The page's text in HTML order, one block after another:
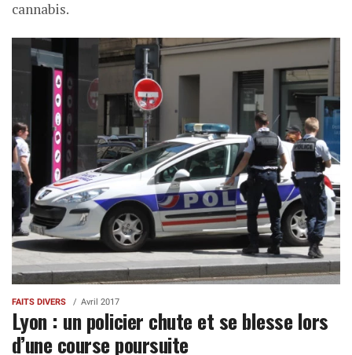
cannabis.
FAITS DIVERS Avril 2017
Lyon : un policier chute et se blesse lors
d’une course poursuite